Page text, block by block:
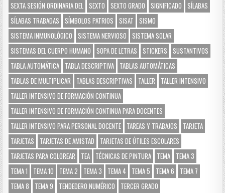
SEXTA SESIÓN ORDINARIA DEL SEXTO SEXTO GRADO SIGNIFICADO
SÍLABAS
SÍLABAS TRABADAS
SÍMBOLOS PATRIOS SISAT
SISMO
SISTEMA INMUNOLÓGICO
SISTEMA NERVIOSO
SISTEMA SOLAR
SISTEMAS DEL CUERPO HUMANO
SOPA DE LETRAS STICKERS
SUSTANTIVOS
TABLA AUTOMÁTICA TABLA DESCRIPTIVA TABLAS AUTOMÁTICAS
TABLAS DE MULTIPLICAR
TABLAS DESCRIPTIVAS TALLER
TALLER INTENSIVO
TALLER INTENSIVO DE FORMACIÓN CONTINUA
TALLER INTENSIVO DE FORMACIÓN CONTINUA PARA DOCENTES
TALLER INTENSIVO PARA PERSONAL DOCENTE TAREAS Y TRABAJOS
TARJETA
TARJETAS
TARJETAS DE AMISTAD
TARJETAS DE ÚTILES ESCOLARES
TARJETAS PARA COLOREAR
TEA TÉCNICAS DE PINTURA TEMA TEMA 3
TEMA 1
TEMA 10 TEMA 2 TEMA 3 TEMA 4 TEMA 5 TEMA 6
TEMA 7
TEMA 8
TEMA 9 TENDEDERO NUMÉRICO
TERCER GRADO